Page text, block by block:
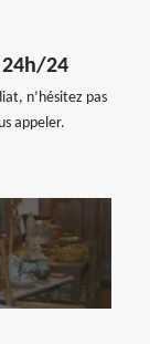
24h/24
n’hésitez pas
appeler.